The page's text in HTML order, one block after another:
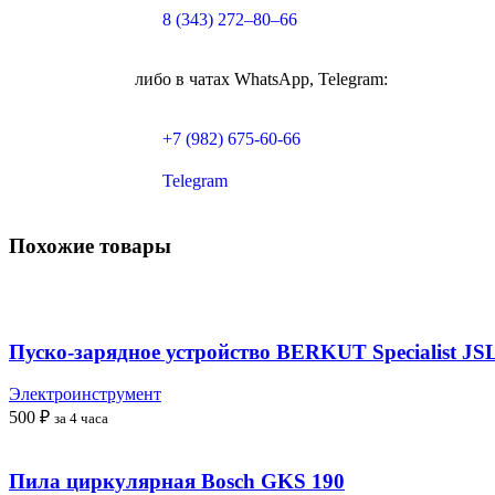
8 (343) 272–80–66
либо в чатах WhatsApp, Telegram:
+7 (982) 675-60-66
Telegram
Похожие товары
Пуско-зарядное устройство BERKUT Specialist
Электроинструмент
500 ₽ за 4 часа
Пила циркулярная Bosch GKS 190